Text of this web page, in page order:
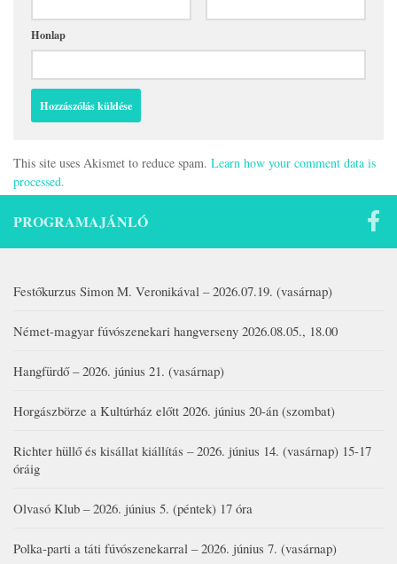
Honlap
This site uses Akismet to reduce spam. Learn how your comment data is
processed.
PROGRAMAJÁNLÓ
Festőkurzus Simon M. Veronikával – 2026.07.19. (vasárnap)
Német-magyar fúvószenekari hangverseny 2026.08.05., 18.00
Hangfürdő – 2026. június 21. (vasárnap)
Horgászbörze a Kultúrház előtt 2026. június 20-án (szombat)
Richter hüllő és kisállat kiállítás – 2026. június 14. (vasárnap) 15-17
óráig
Olvasó Klub – 2026. június 5. (péntek) 17 óra
Polka-parti a táti fúvószenekarral – 2026. június 7. (vasárnap)